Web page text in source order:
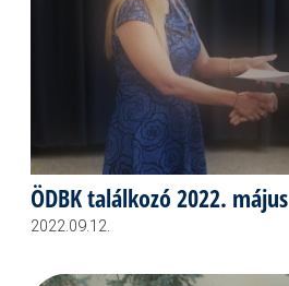
ÖDBK találkozó 2022. május
2022.09.12.